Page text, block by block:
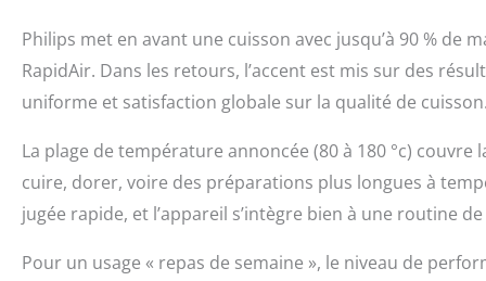
Philips met en avant une cuisson avec jusqu’à 90 % de
RapidAir. Dans les retours, l’accent est mis sur des
uniforme et satisfaction globale sur la qualité de cuisson.
La plage de température annoncée (80 à 180 °c)
cuire, dorer, voire des préparations plus longues à
jugée rapide, et l’appareil s’intègre bien à une routine
Pour un usage « repas de semaine », le niveau de